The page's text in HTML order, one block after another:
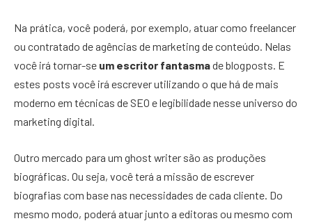
Na prática, você poderá, por exemplo, atuar como freelancer
ou contratado de agências de marketing de conteúdo. Nelas
você irá tornar-se um escritor fantasmade blogposts. E
estes posts você irá escrever utilizando o que há de mais
moderno em técnicas de SEO e legibilidade nesse universo do
marketing digital.
Outro mercado para um ghost writer são as produções
biográficas. Ou seja, você terá a missão de escrever
biografias com base nas necessidades de cada cliente. Do
mesmo modo, poderá atuar junto a editoras ou mesmo com